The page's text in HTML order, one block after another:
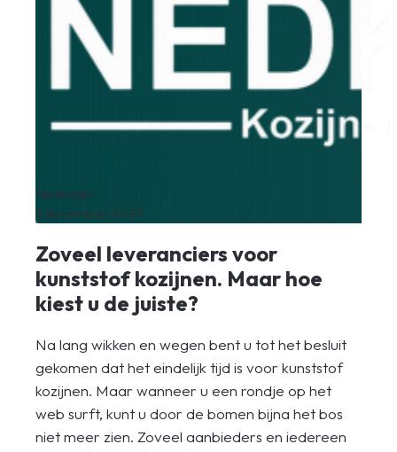
Nedkozijn
3 december 2025
Zoveel leveranciers voor
kunststof kozijnen. Maar hoe
kiest u de juiste?
Na lang wikken en wegen bent u tot het besluit
gekomen dat het eindelijk tijd is voor kunststof
kozijnen. Maar wanneer u een rondje op het
web surft, kunt u door de bomen bijna het bos
niet meer zien. Zoveel aanbieders en iedereen